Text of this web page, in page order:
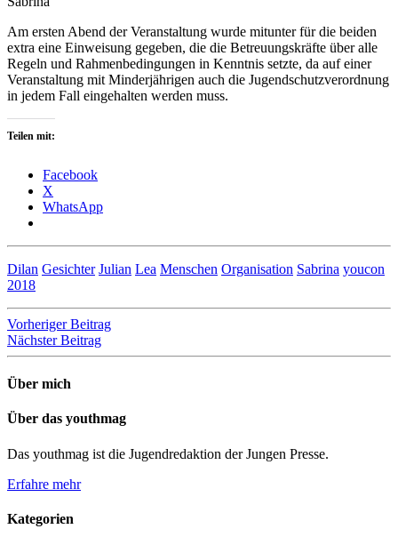
Am ersten Abend der Veranstaltung wurde mitunter für die beiden
extra eine Einweisung gegeben, die die Betreuungskräfte über alle
Regeln und Rahmenbedingungen in Kenntnis setzte, da auf einer
Veranstaltung mit Minderjährigen auch die Jugendschutzverordnung
in jedem Fall eingehalten werden muss.
Teilen mit:
Facebook
X
WhatsApp
Dilan Gesichter Julian Lea Menschen Organisation Sabrina youcon
2018
Beitragsnavigation
Vorheriger Beitrag
Nächster Beitrag
Über mich
Über das youthmag
Das youthmag ist die Jugendredaktion der Jungen Presse.
Erfahre mehr
Kategorien